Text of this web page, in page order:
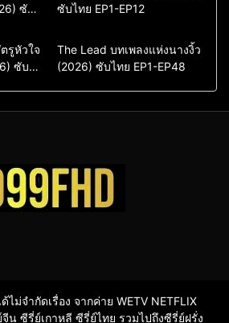
ซับ
Comedy
Drama
ซีรี่ย์เกาหลีซับไทย
ซับไทย EP1-EP12
รูหัวใจ
ซับ
Drama
ซีรี่ย์จีน
ซีรี่ย์จีนซับไทย
The Lead บทเพลงแห่งนางงิ้ว
(2026) ซับไทย EP1-EP48
ม่จำกัดเรื่อง จากค่าย WETV NETFLIX
น ซีรี่ย์เกาหลี ซีรี่ย์ไทย รวมไปถึงซีรี่ย์ฝรั่ง